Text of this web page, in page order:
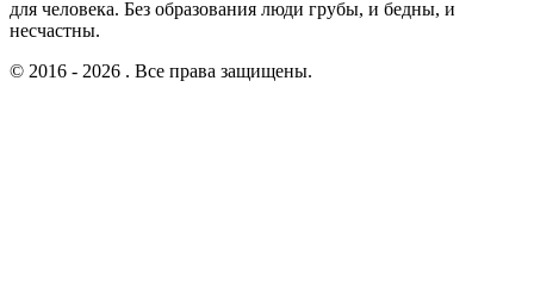
для человека. Без образования люди грубы, и бедны, и
несчастны.
© 2016 - 2026 . Все права защищены.